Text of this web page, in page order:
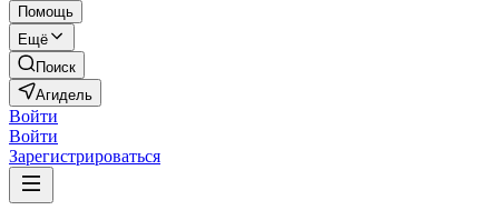
Помощь
Ещё
Поиск
Агидель
Войти
Войти
Зарегистрироваться